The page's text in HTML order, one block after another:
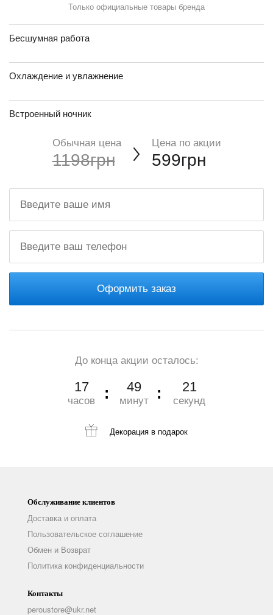
Только официальные товары бренда
Бесшумная работа
Охлаждение и увлажнение
Встроенный ночник
Обычная цена
1198грн
Цена по акции
599грн
Оформить заказ
До конца акции осталось:
17
часов
49
минут
20
секунд
Декорация в подарок
Обслуживание клиентов
Доставка и оплата
Пользовательское соглашение
Обмен и Возврат
Политика конфиденциальности
Контакты
peroustore@ukr.net